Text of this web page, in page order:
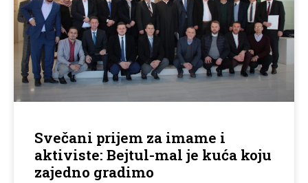
Svečani prijem za imame i
aktiviste: Bejtul-mal je kuća koju
zajedno gradimo